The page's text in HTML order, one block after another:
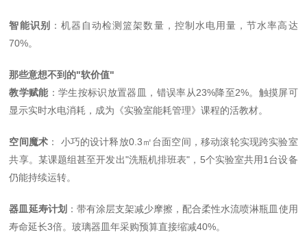
智能识别
：机器自动检测篮架数量，控制水电用量，节水率高达
70%。
那些意想不到的"软价值"
教学赋能：学生按标识放置器皿，错误率从23%降至2%。触摸屏可
显示实时水电消耗，成为《实验室能耗管理》课程的活教材。
空间魔术 ： 小巧的设计释放0.3㎡台面空间，移动滚轮实现跨实验室
共享。某课题组甚至开发出"洗瓶机排班表" ， 5个实验室共用1 台设备
仍能持续运转。
器皿延寿计划 ：带有涂层支架减少摩擦，配合柔性水流喷淋瓶皿使用
寿命延长3倍。玻璃器皿年采购预算直接缩减40%。